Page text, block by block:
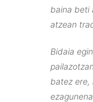
baina beti
atzean
Bidaia
batez ere,